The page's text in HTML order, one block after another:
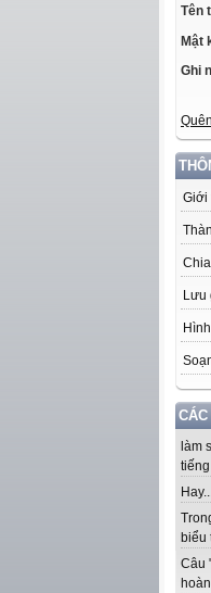
Tên
Mật
Ghi
Giới
Lưu
làm
biểu
Câu